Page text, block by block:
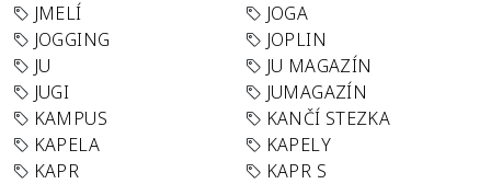
JMELÍ
JOGA
JOGGING
JOPLIN
JU
JU MAGAZÍN
JUGI
JUMAGAZÍN
KAMPUS
KANČÍ STEZKA
KAPELA
KAPELY
KAPR
KAPR S